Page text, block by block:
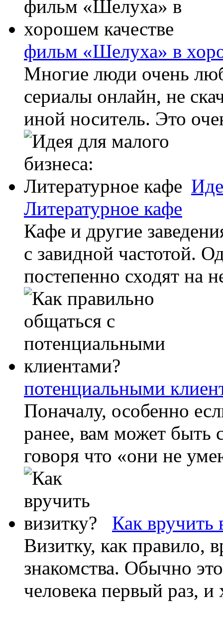
фильм «Шелуха» в
Многие люди очень
сериалы онлайн, не
иной носитель. Это
Литературное кафе
Кафе и другие
с завидной частотой.
постепенно сходят на
потенциальными
Поначалу, особенно
ранее, вам может быть
говоря что «они не
Как вручить
Визитку, как правило,
знакомства. Обычно
человека первый раз, и